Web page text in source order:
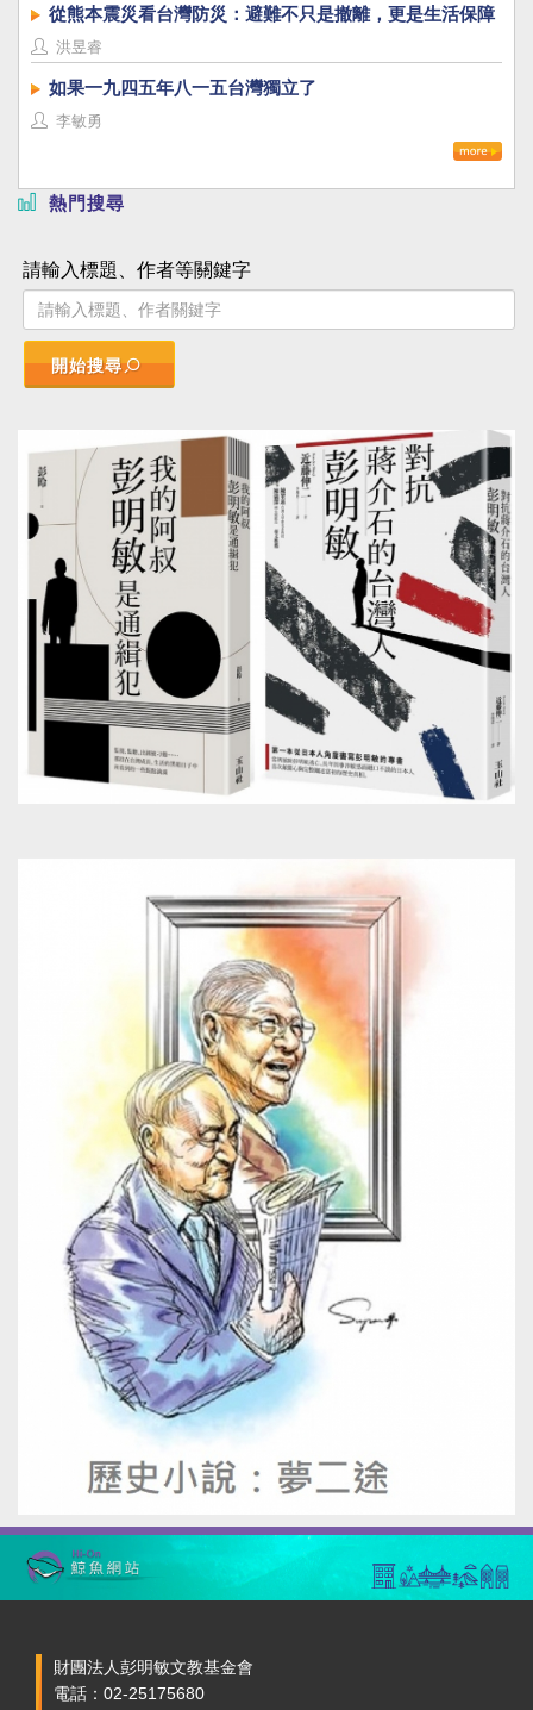
從熊本震災看台灣防災：避難不只是撤離，更是生活保障
洪昱睿
如果一九四五年八一五台灣獨立了
李敏勇
熱門搜尋
請輸入標題、作者等關鍵字
開始搜尋
財團法人彭明敏文教基金會
電話：02-25175680